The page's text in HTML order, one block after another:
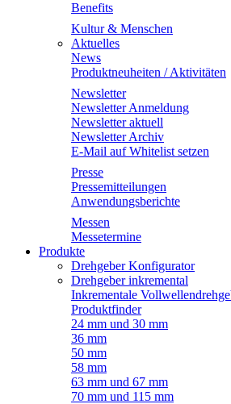
Benefits
Kultur & Menschen
Aktuelles
News
Produktneuheiten / Aktivitäten
Newsletter
Newsletter Anmeldung
Newsletter aktuell
Newsletter Archiv
E-Mail auf Whitelist setzen
Presse
Pressemitteilungen
Anwendungsberichte
Messen
Messetermine
Produkte
Drehgeber Konfigurator
Drehgeber inkremental
Inkrementale
Produktfinder
24 mm und 30 mm
36 mm
50 mm
58 mm
63 mm und 67 mm
70 mm und 115 mm